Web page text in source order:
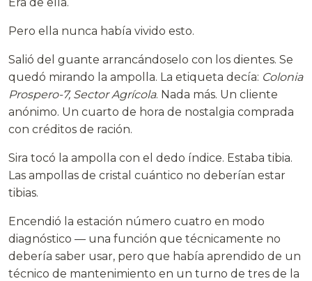
Pero ella nunca había vivido esto.
Salió del guante arrancándoselo con los dientes. Se
quedó mirando la ampolla. La etiqueta decía: Colonia
Prospero-7, Sector Agrícola. Nada más. Un cliente
anónimo. Un cuarto de hora de nostalgia comprada
con créditos de ración.
Sira tocó la ampolla con el dedo índice. Estaba tibia.
Las ampollas de cristal cuántico no deberían estar
tibias.
Encendió la estación número cuatro en modo
diagnóstico — una función que técnicamente no
debería saber usar, pero que había aprendido de un
técnico de mantenimiento en un turno de tres de la